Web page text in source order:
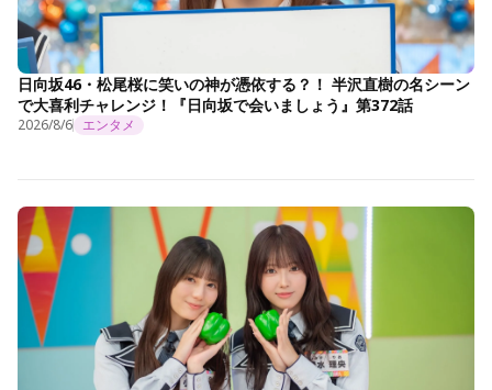
日向坂46・松尾桜に笑いの神が憑依する？！ 半沢直樹の名シーン
で大喜利チャレンジ！『日向坂で会いましょう』第372話
2026/8/6 エンタメ